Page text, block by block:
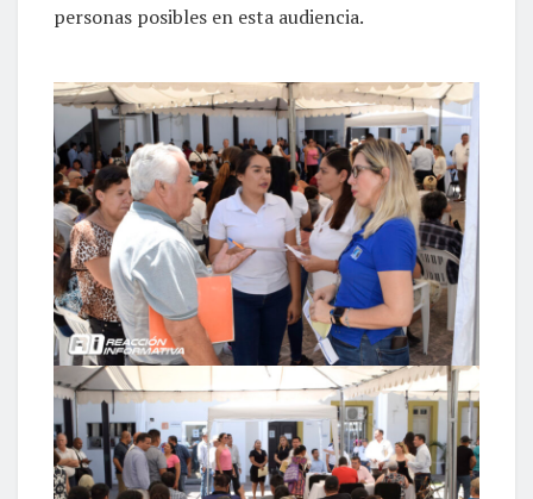
personas posibles en esta audiencia.